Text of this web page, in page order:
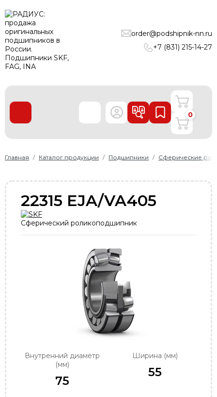
order@podshipnik-nn.ru
+7 (831) 215-14-27
ПОДШИПНИКИ
ЛИНЕЙНЫЕ ТЕХНОЛОГИИ
РЕМНИ
О нас
Доставка и оплата
+7 (831) 215-14-27
order@podshipnik-nn.ru
0
Главная Каталог продукции Подшипники Сферические
22315 EJA/VA405
Сферический роликоподшипник
Внутренний диаметр
(мм)
75
Ширина (мм)
55